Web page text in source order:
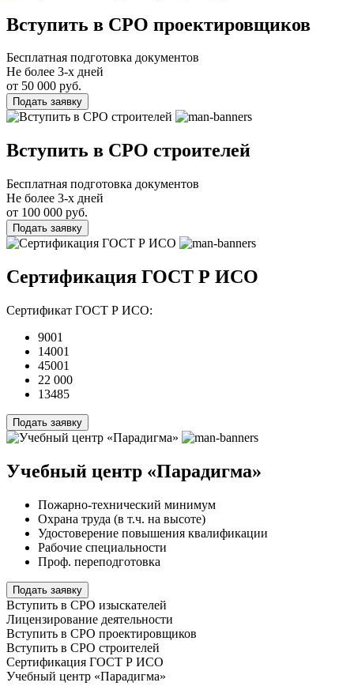
Вступить в СРО проектировщиков
Бесплатная подготовка документов
Не более 3-х дней
от 50 000 руб.
Подать заявку
Вступить в СРО строителей
Бесплатная подготовка документов
Не более 3-х дней
от 100 000 руб.
Подать заявку
Сертификация ГОСТ Р ИСО
Сертификат ГОСТ Р ИСО:
9001
14001
45001
22 000
13485
Подать заявку
Учебный центр «Парадигма»
Пожарно-технический минимум
Охрана труда (в т.ч. на высоте)
Удостоверение повышения квалификации
Рабочие специальности
Проф. переподготовка
Подать заявку
Вступить в СРО изыскателей
Лицензирование деятельности
Вступить в СРО проектировщиков
Вступить в СРО строителей
Сертификация ГОСТ Р ИСО
Учебный центр «Парадигма»